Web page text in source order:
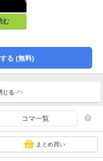
む
る (無料)
じる
コマ一覧
まとめ買い